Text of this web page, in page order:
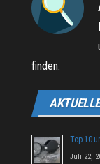
finden.
Top 10
Juli 22,